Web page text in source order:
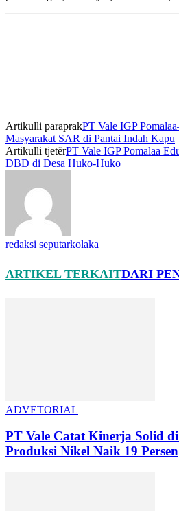
Artikulli paraprakPT Vale IGP
Masyarakat SAR di Pantai Indah Kapu
Artikulli tjetërPT Vale IGP Pomalaa
DBD di Desa Huko-Huko
redaksi seputarkolaka
ARTIKEL TERKAITDARI
ADVETORIAL
PT Vale Catat Kinerja Solid
Produksi Nikel Naik 19 Persen